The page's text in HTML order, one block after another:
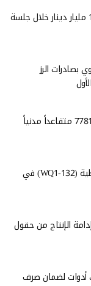
تداولات سوق العراق تتجاوز 1.1 مليار دينار خلال جلسة
بصادرات الرز
اطلاق مكافأة نهاية الخدمة لـ7781 متقاعداً مدنياً
العراق ينجز استصلاح البئر النفطية (WQ1-132) في
الإنتاج من حقول
أدوات لضمان صرف